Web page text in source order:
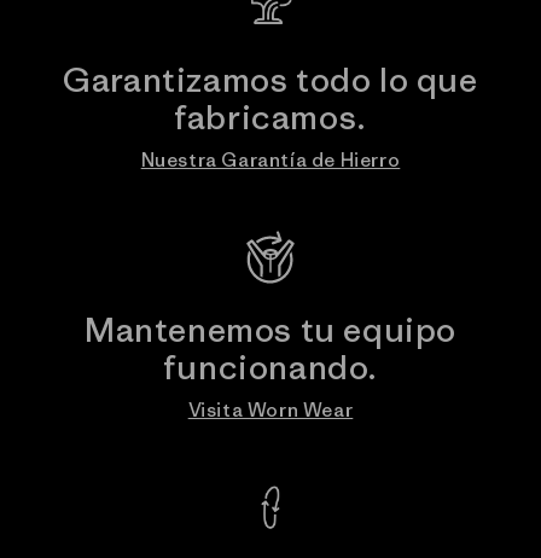
Garantizamos todo lo que
fabricamos.
Nuestra Garantía de Hierro
Mantenemos tu equipo
funcionando.
Visita Worn Wear